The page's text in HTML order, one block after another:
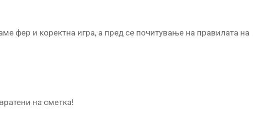
фер и коректна игра, а пред се почитување на правилата на
на сметка!